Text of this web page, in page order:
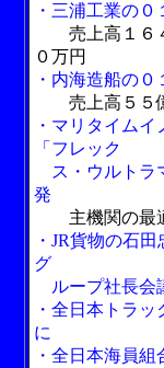
・三浦工業の
売上高１６
０万円
・内海造船の
売上高５５
・マリタイム
「フレック
ス・ウルトラ
発
主機関の最
・JR貨物の石
グ
ループ社長会
・全日本トラ
に
・全日本海員